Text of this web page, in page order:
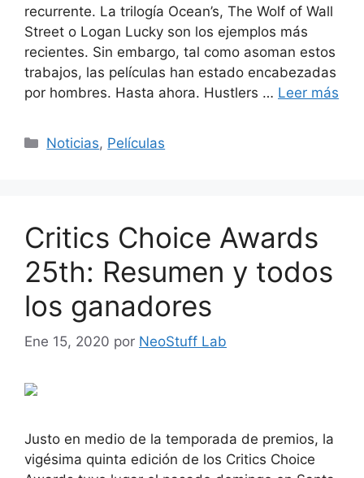
recurrente. La trilogía Ocean’s, The Wolf of Wall
Street o Logan Lucky son los ejemplos más
recientes. Sin embargo, tal como asoman estos
trabajos, las películas han estado encabezadas
por hombres. Hasta ahora. Hustlers … Leer más
Categorías
Noticias, Películas
Critics Choice Awards
25th: Resumen y todos
los ganadores
Ene 15, 2020 por NeoStuff Lab
Justo en medio de la temporada de premios, la
vigésima quinta edición de los Critics Choice